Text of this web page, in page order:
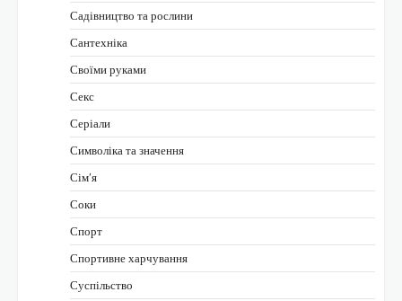
Садівництво та рослини
Сантехніка
Своїми руками
Секс
Серіали
Символіка та значення
Сім’я
Соки
Спорт
Спортивне харчування
Суспільство